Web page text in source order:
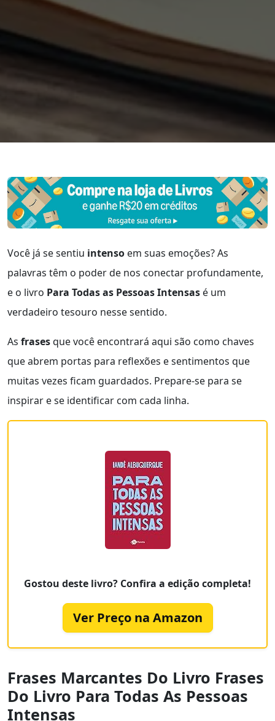
Você já se sentiu intenso em suas emoções? As
palavras têm o poder de nos conectar profundamente,
e o livro Para Todas as Pessoas Intensas é um
verdadeiro tesouro nesse sentido.
As frasesque você encontrará aqui são como chaves
que abrem portas para reflexões e sentimentos que
muitas vezes ficam guardados. Prepare-se para se
inspirar e se identificar com cada linha.
Gostou deste livro? Confira a edição completa!
Ver Preço na Amazon
Frases Marcantes Do Livro Frases
Do Livro Para Todas As Pessoas
Intensas